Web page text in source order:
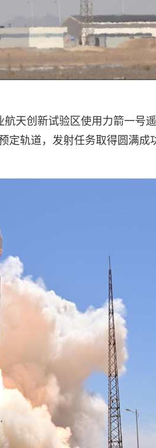
天创新试验区使用力箭一号
轨道，发射任务取得圆满成